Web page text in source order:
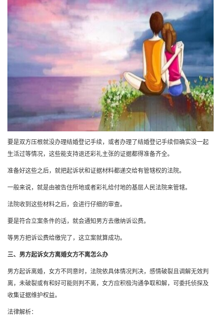
要是双方压根就没办理结婚登记手续，或者办理了结婚登记手续但确实没一起
生活过等情况，这些能支持退还彩礼主张的证据都得准备齐全。
准备好这些之后，就把起诉状和证据材料都递交给有管辖权的法院。
一般来说，就是由被告住所地或者彩礼给付地的基层人民法院来管辖。
法院收到这些材料之后，会进行仔细的审查。
要是符合立案条件的话，就会通知男方去缴纳诉讼费。
等男方把诉讼费给缴完了，这立案就算成功。
三、男方起诉女方离婚女方不离怎么办
男方起诉离婚，女方不同意时，法院依具体情况判决，感情破裂且调解无效判
离，未破裂或有和好可能则判不离，女方应积极沟通争取和解，可委托侦探及
收集证据维护权益。
法律解析：